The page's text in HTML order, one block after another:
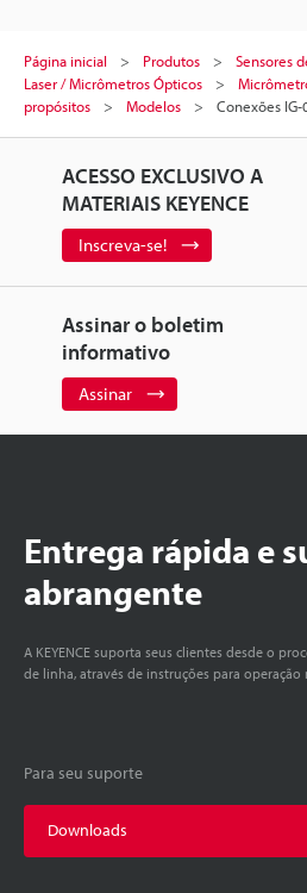
Página inicial Produtos Sensores
Laser / Micrômetros Ópticos
propósitos
Modelos Conexões IG-
ACESSO EXCLUSIVO A
MATERIAIS KEYENCE
Inscreva-se!
Assinar o boletim
informativo
Assinar
Entrega rápida e
abrangente
A KEYENCE suporta seus clientes desde o
de linha, através de instruções para
Para seu suporte
Downloads